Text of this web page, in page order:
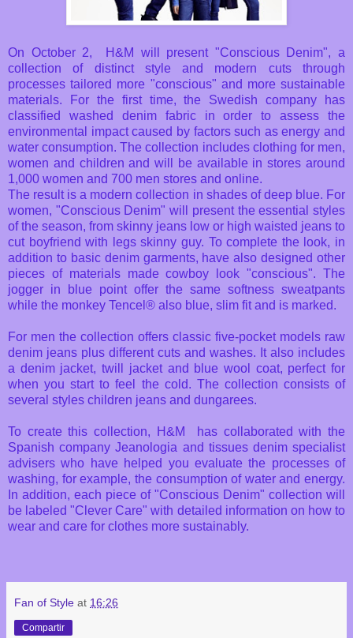
On October 2, H&M will present "Conscious Denim", a
collection of distinct style and modern cuts through
processes tailored more "conscious" and more sustainable
materials. For the first time, the Swedish company has
classified washed denim fabric in order to assess the
environmental impact caused by factors such as energy and
water consumption. The collection includes clothing for men,
women and children and will be available in stores around
1,000 women and 700 men stores and online.
The result is a modern collection in shades of deep blue. For
women, "Conscious Denim" will present the essential styles
of the season, from skinny jeans low or high waisted jeans to
cut boyfriend with legs skinny guy. To complete the look, in
addition to basic denim garments, have also designed other
pieces of materials made ​​cowboy look "conscious". The
jogger in blue point offer the same softness sweatpants
while the monkey Tencel® also blue, slim fit and is marked.
For men the collection offers classic five-pocket models raw
denim jeans plus different cuts and washes. It also includes
a denim jacket, twill jacket and blue wool coat, perfect for
when you start to feel the cold. The collection consists of
several styles children jeans and dungarees.
To create this collection, H&M has collaborated with the
Spanish company Jeanologia and tissues denim specialist
advisers who have helped you evaluate the processes of
washing, for example, the consumption of water and energy.
In addition, each piece of "Conscious Denim" collection will
be labeled "Clever Care" with detailed information on how to
wear and care for clothes more sustainably.
Fan of Style at 16:26
Compartir